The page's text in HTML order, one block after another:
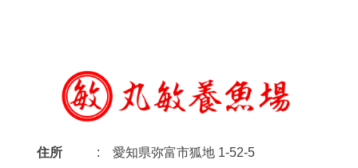
住所 愛知県弥富市狐地 1-52-5